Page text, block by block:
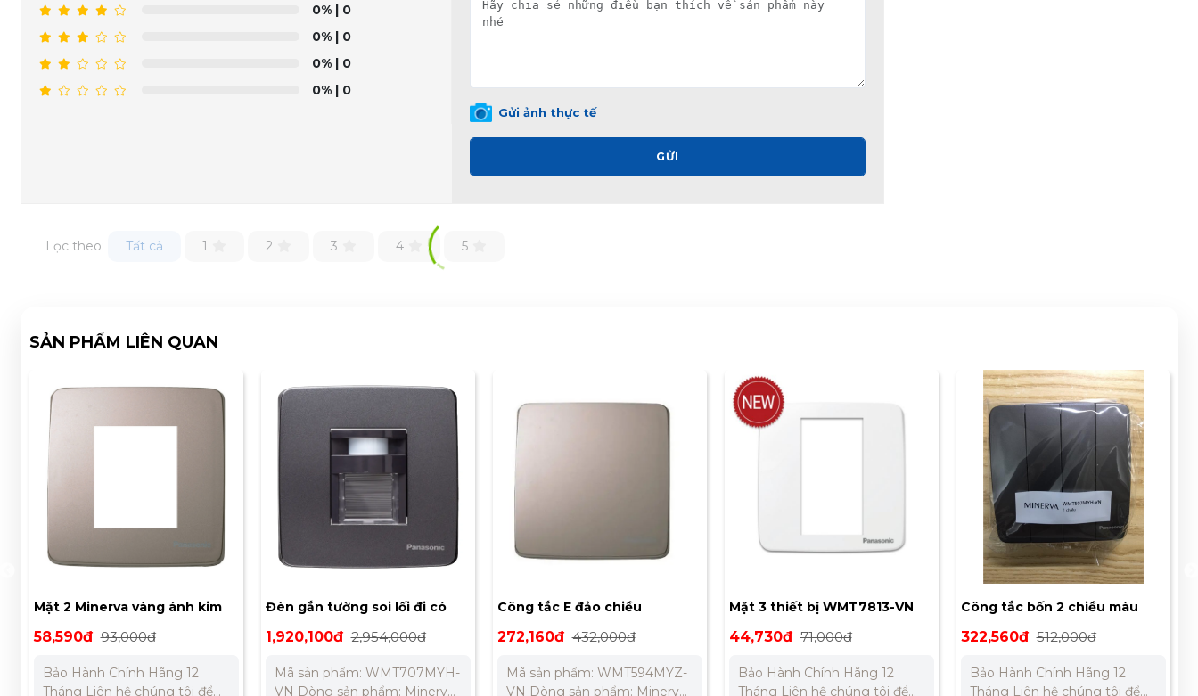
0%| 0
0%| 0
0%| 0
0%| 0
Gửi ảnh thực tế
GỬI
Lọc theo: Tất cả 1 2 3 4 5
SẢN PHẨM LIÊN QUAN
Mặt 2 Minerva vàng ánh kim
WMT7812MYZ-VN
58,590đ 93,000đ
Bảo Hành Chính Hãng 12
Tháng Liên hệ chúng tôi để
Đèn gắn tường soi lối đi có
cảm biến hồng ngoại và ánh
WMT707MYH-VN
1,920,100đ 2,954,000đ
Mã sản phẩm: WMT707MYH-
VN Dòng sản phẩm: Minerva
Công tắc E đảo chiều
Panasonic WMT594MYZ-VN
272,160đ 432,000đ
Mã sản phẩm: WMT594MYZ-
VN Dòng sản phẩm: Minerva
Mặt 3 thiết bị WMT7813-VN
44,730đ 71,000đ
Bảo Hành Chính Hãng 12
Tháng Liên hệ chúng tôi để
Công tắc bốn 2 chiều màu
xám ánh kim WMT508MYH VN
322,560đ 512,000đ
Bảo Hành Chính Hãng 12
Tháng Liên hệ chúng tôi để